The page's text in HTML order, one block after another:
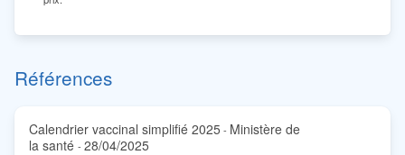
Références
Calendrier vaccinal simplifié 2025 - Ministère de
la santé -28/04/2025